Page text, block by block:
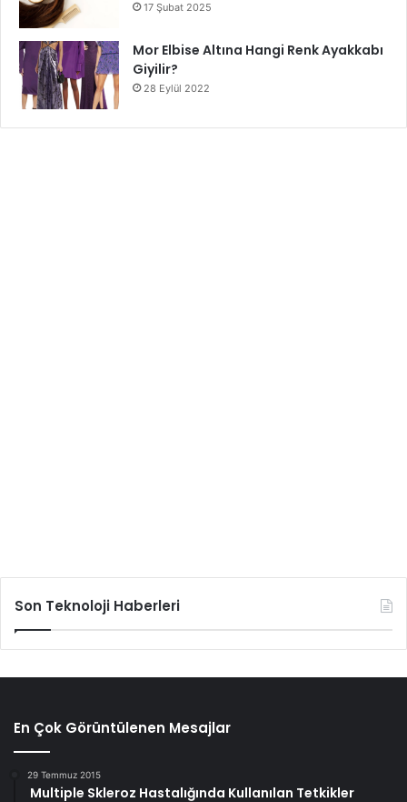
17 Şubat 2025
Mor Elbise Altına Hangi Renk Ayakkabı
Giyilir?
28 Eylül 2022
Son Teknoloji Haberleri
En Çok Görüntülenen Mesajlar
29 Temmuz 2015
Multiple Skleroz Hastalığında Kullanılan Tetkikler